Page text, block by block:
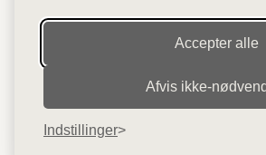
Accepter alle
Afvis
Indstillinger